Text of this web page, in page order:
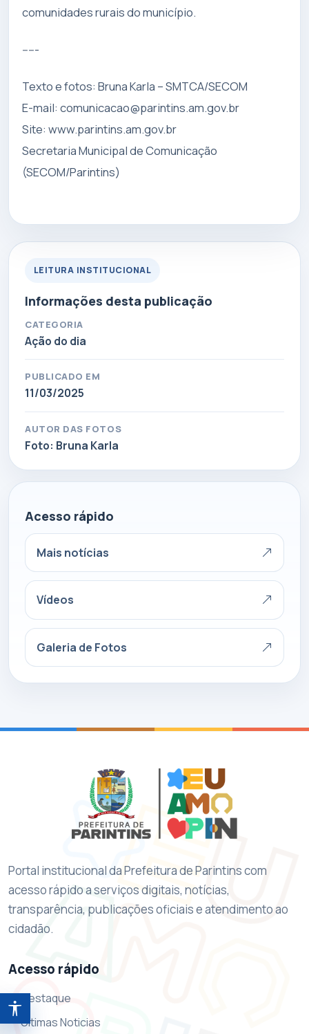
Abrir ferramentas de acessibilidade
comunidades rurais do município.
-----
Texto e fotos: Bruna Karla – SMTCA/SECOM
E-mail:comunicacao@parintins.am.gov.br
Site: www.parintins.am.gov.br
Secretaria Municipal de Comunicação
(SECOM/Parintins)
LEITURA INSTITUCIONAL
Informações desta publicação
CATEGORIA
Ação do dia
PUBLICADO EM
11/03/2025
AUTOR DAS FOTOS
Foto: Bruna Karla
Acesso rápido
Mais notícias
Vídeos
Galeria de Fotos
Portal institucional da Prefeitura de Parintins com
acesso rápido a serviços digitais, notícias,
transparência, publicações oficiais e atendimento ao
cidadão.
Acesso rápido
Destaque
Ultimas Noticias